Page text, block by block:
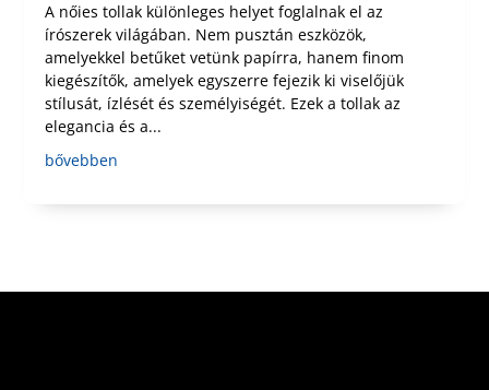
A nőies tollak különleges helyet foglalnak el az
írószerek világában. Nem pusztán eszközök,
amelyekkel betűket vetünk papírra, hanem finom
kiegészítők, amelyek egyszerre fejezik ki viselőjük
stílusát, ízlését és személyiségét. Ezek a tollak az
elegancia és a...
bővebben